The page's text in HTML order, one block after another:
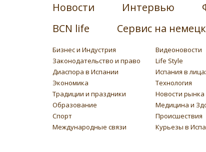
Новости Интервью
BCN life
Сервис на
Бизнес и Индустрия Видеоновости
Законодательство и право
Life Style
Диаспора в Испании
Испания в
Экономика
Технология
Традиции и праздники
Новости
Образование
Медицина и
Спорт
Происшествия
Международные связи
Курьезы в